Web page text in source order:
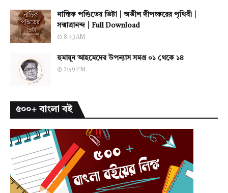
নাস্তিক পণ্ডিতের ভিটা | অতীশ দীপংকরের পৃথিবী |
সন্মাত্রানন্দ | Full Download
8:43 AM
হুমায়ূন আহমেদের উপন্যাস সমগ্র ০১ থেকে ১৪
2:59 PM
৫০০+ বাংলা বই